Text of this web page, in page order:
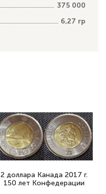
375 000
6,27 гр
2 доллара Канада 2017 г.
150 лет Конфедерации